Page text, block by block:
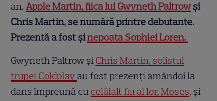
an, Apple Martin, fiica lui Gwyneth Paltrowși
Chris Martin, se numără printre debutante.
Prezentă a fost șinepoata Sophiei Loren.
Gwyneth Paltrow și Chris Martin, solistul
trupei Coldplay au fost prezenți amândoi la
dans împreună cu celălalt fiu al lor, Moses, și